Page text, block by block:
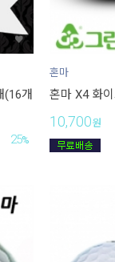
(16개
25%
혼마
혼마 X4 화
10,700원